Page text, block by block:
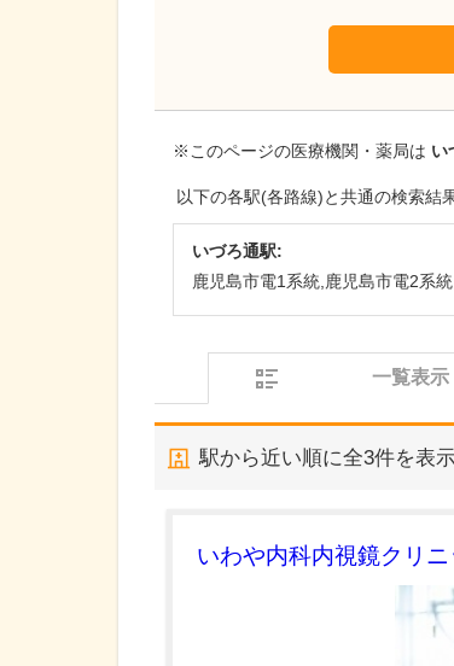
※このページの医療機関・薬局は い
以下の各駅(各路線)と共通の検索結
いづろ通駅:
鹿児島市電1系統,鹿児島市電2系統
一覧表示
駅から近い順に全3件を表
いわや内科内視鏡クリニ